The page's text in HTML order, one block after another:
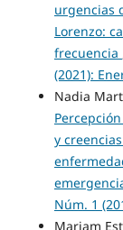
urgencias
Lorenzo:
frecuencia
(2021):
Nadia
y
Núm. 1
Mariam